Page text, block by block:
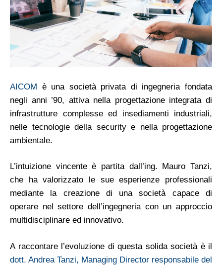
AICOM è una società privata di ingegneria fondata
negli anni ’90, attiva nella progettazione integrata di
infrastrutture complesse ed insediamenti industriali,
nelle tecnologie della security e nella progettazione
ambientale.
L’intuizione vincente è partita dall’ing. Mauro Tanzi,
che ha valorizzato le sue esperienze professionali
mediante la creazione di una società capace di
operare nel settore dell’ingegneria con un approccio
multidisciplinare ed innovativo.
A raccontare l’evoluzione di questa solida società è il
dott. Andrea Tanzi, Managing Director responsabile del